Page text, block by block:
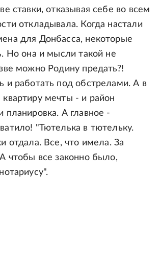
ставки, отказывая себе во всем
откладывала. Когда настали
для Донбасса, некоторые
Но она и мысли такой не
можно Родину предать?!
и работать под обстрелами. А в
мечты - и район
планировка. А главное -
"Тютелька в тютельку.
отдала. Все, что имела. За
чтобы все законно было,